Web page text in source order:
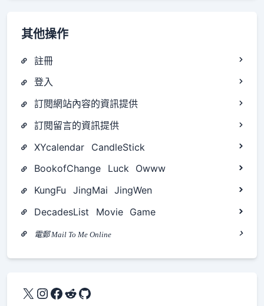
其他操作
註冊
登入
訂閱網站內容的資訊提供
訂閱留言的資訊提供
XYcalendar
CandleStick
BookofChange
Luck
Owww
KungFu
JingMai
JingWen
DecadesList
Movie Game
電郵 Mail To Me Online
X Instagram
Facebook
Reddit
GitHub